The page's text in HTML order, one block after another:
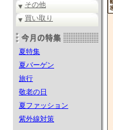
その他
買い取り
夏特集
夏バーゲン
旅行
敬老の日
夏ファッション
紫外線対策